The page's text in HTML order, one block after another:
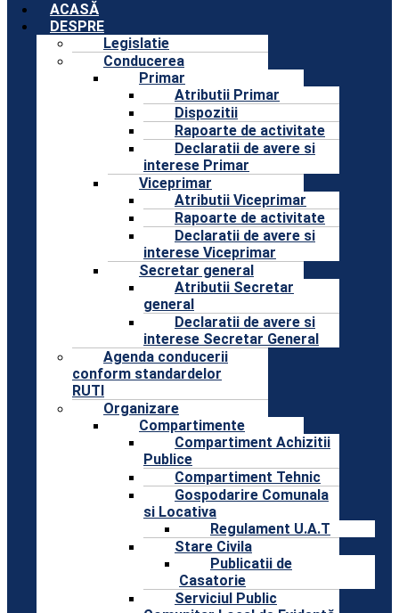
ACASĂ
DESPRE
Legislatie
Conducerea
Primar
Atributii Primar
Dispozitii
Rapoarte de activitate
Declaratii de avere si
interese Primar
Viceprimar
Atributii Viceprimar
Rapoarte de activitate
Declaratii de avere si
interese Viceprimar
Secretar general
Atributii Secretar
general
Declaratii de avere si
interese Secretar General
Agenda conducerii
conform standardelor
RUTI
Organizare
Compartimente
Compartiment Achizitii
Publice
Compartiment Tehnic
Gospodarire Comunala
si Locativa
Regulament U.A.T
Stare Civila
Publicatii de
Casatorie
Serviciul Public